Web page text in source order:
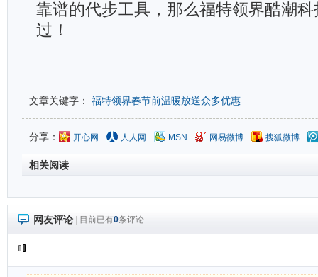
靠谱的代步工具，那么福特领界酷潮
过！
文章关键字： 福特领界春节前温暖放送众多优惠
分享： 开心网 人人网 MSN 网易微博 搜狐微博
相关阅读
网友评论 目前已有0条评论